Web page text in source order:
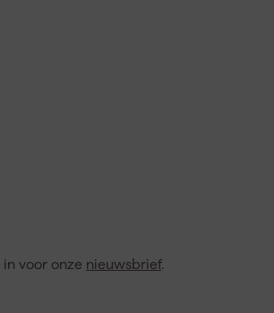
voor onze nieuwsbrief.